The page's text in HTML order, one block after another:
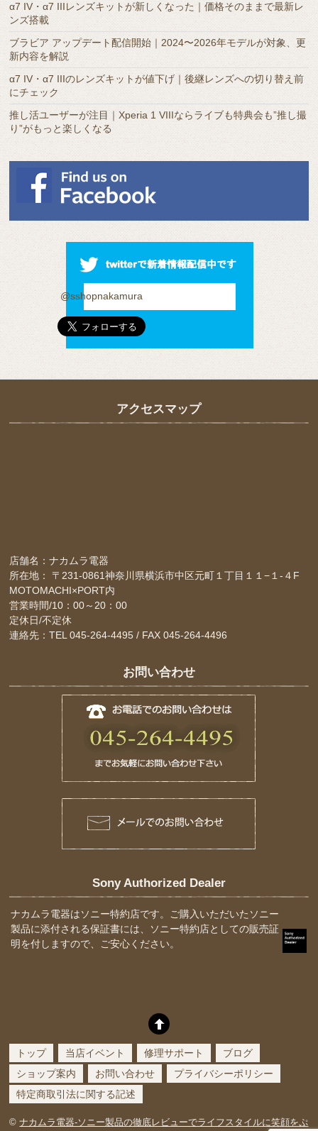
α7 IV・α7 IIIレンズキットが新しくなった｜価格そのままで最新レ
ンズ搭載
ブラビア アップデート配信開始｜2024〜2026年モデルが対象、更
新内容を解説
α7 IV・α7 IIIのレンズキットが値下げ｜後継レンズへの切り替え前
にチェック
推し活ユーザーが注目｜Xperia 1 VIIIならライブも特典会も”推し撮
り”がもっと楽しくなる
@sshopnakamura
アクセスマップ
店舗名：ナカムラ電器
所在地： 〒231-0861神奈川県横浜市中区元町１丁目１１−１-４F
MOTOMACHI×PORT内
営業時間/10：00～20：00
定休日/不定休
連絡先：TEL 045-264-4495 / FAX 045-264-4496
お問い合わせ
Sony Authorized Dealer
ナカムラ電器はソニー特約店です。ご購入いただいたソニー
製品に添付される保証書には、ソニー特約店としての販売証
明を付しますので、ご安心ください。
トップ 当店イベント 修理サポート
ブログ
ショップ案内
お問い合わせ
プライバシーポリシー
特定商取引法に関する記述
©ナカムラ電器-ソニー製品の徹底レビューでライフスタイルに笑顔をぷ